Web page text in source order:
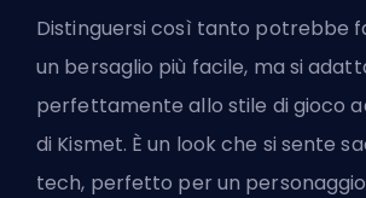
Distinguersi così tanto potrebbe
un bersaglio più facile, ma si
perfettamente allo stile di gioco
di Kismet. È un look che si sente
tech, perfetto per un